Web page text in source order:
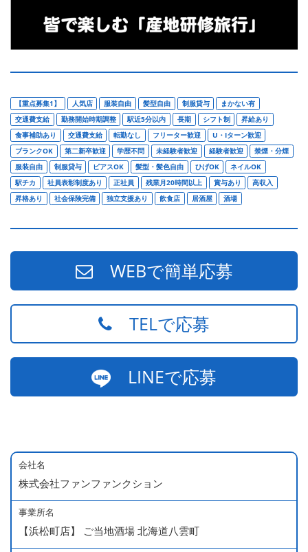
【重点募集1】 人気店 服装自由 髪型自由 制服貸与
まかない有
交通費支給
勤務開始時期調整 駅近5分以内 長期 シフト制
昇給あり
食事補助あり
交通費支給 転勤なし フリーター歓迎
U・Iターン歓迎
ブランクOK
第二新卒歓迎 学歴不問 未経験者歓迎 経験者歓迎
禁煙・分煙
服装自由
制服貸与 ピアスOK 髪型・髪色自由 ひげOK
ネイルOK
駅チカ
社員表彰制度あり 正社員 残業月20時間以上 賞与あり
高収入
昇格あり
社会保険完備 独立支援あり 飲食店 居酒屋 酒場
WEBで簡単応募
TELで応募
LINEで応募
会社名
株式会社ファンファンクション
事業所名
【浜松町店】 ご当地酒場 北海道八雲町